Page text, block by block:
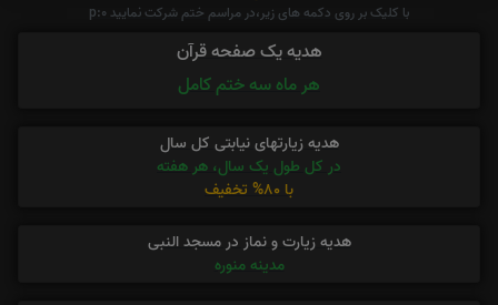
با کلیک بر روی دکمه های زیر،در مراسم ختم شرکت نمایید p:0
هدیه یک صفحه قرآن
هر ماه سه ختم کامل
هدیه زیارتهای نیابتی کل سال
در کل طول یک سال، هر هفته
با 80% تخفیف
هدیه زیارت و نماز در مسجد النبی
مدینه منوره